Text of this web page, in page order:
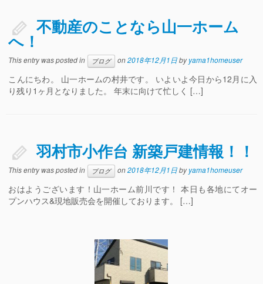
不動産のことなら山一ホーム
へ！
This entry was posted in ブログ on2018年12月1日byyama1homeuser
こんにちわ。 山一ホームの村井です。 いよいよ今日から12月に入
り残り1ヶ月となりました。 年末に向けて忙しく […]
羽村市小作台 新築戸建情報！！
This entry was posted in ブログ on2018年12月1日byyama1homeuser
おはようございます！山一ホーム前川です！ 本日も各地にてオー
プンハウス&現地販売会を開催しております。 […]